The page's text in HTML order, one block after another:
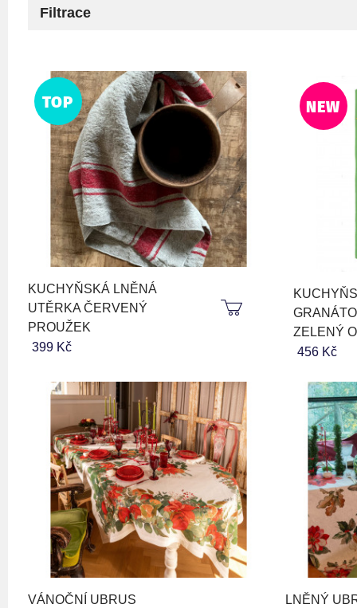
Filtrace
TOP
KUCHYŇSKÁ LNĚNÁ
UTĚRKA ČERVENÝ
PROUŽEK
399 Kč
NEW
ZELENÝ
456 Kč
VÁNOČNÍ UBRUS
LNĚNÝ